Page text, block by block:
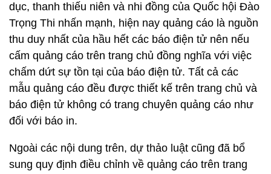
dục, thanh thiếu niên và nhi đồng của Quốc hội Đào
Trọng Thi nhấn mạnh, hiện nay quảng cáo là nguồn
thu duy nhất của hầu hết các báo điện tử nên nếu
cấm quảng cáo trên trang chủ đồng nghĩa với việc
chấm dứt sự tồn tại của báo điện tử. Tất cả các
mẫu quảng cáo đều được thiết kế trên trang chủ và
báo điện tử không có trang chuyên quảng cáo như
đối với báo in.
Ngoài các nội dung trên, dự thảo luật cũng đã bổ
sung quy định điều chỉnh về quảng cáo trên trang